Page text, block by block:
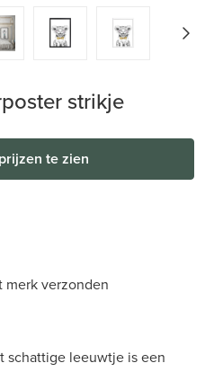
strikje
te zien
merk verzonden
schattige leeuwtje is een